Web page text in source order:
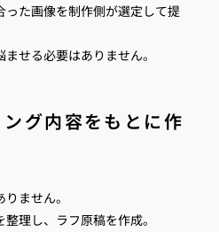
った画像を制作側が選定して提
せる必要はありません。
グ内容をもとに作
ません。
理し、ラフ原稿を作成。